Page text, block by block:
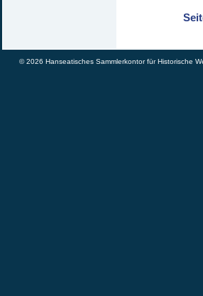
© 2026 Hanseatisches Sammlerkontor für Historische